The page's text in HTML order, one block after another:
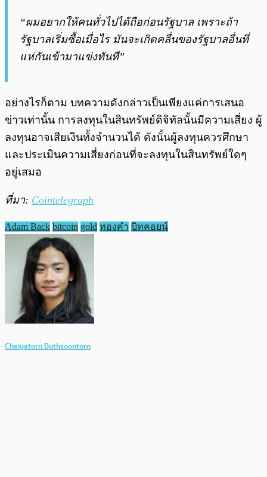
“ผมอยากให้คนทั่วไปได้ถือก่อนรัฐบาล เพราะถ้า
รัฐบาลเริ่มซื้อเมื่อไร มันจะเกิดคลื่นของรัฐบาลอื่นที่
แห่กันเข้ามาแข่งทันที”
อย่างไรก็ตาม บทความดังกล่าวเป็นเพียงแค่การเสนอ
ข่าวเท่านั้น การลงทุนในสินทรัพย์ดิจิทัลนั้นมีความเสี่ยง ผู้
ลงทุนอาจเสียเงินทั้งจำนวนได้ ดังนั้นผู้ลงทุนควรศึกษา
และประเมินความเสี่ยงก่อนที่จะลงทุนในสินทรัพย์ใดๆ
อยู่เสมอ
ที่มา: Cointelegraph
Adam Back bitcoin gold ทองคำ บิทคอยน์
Chaiyatorn Buthsoontorn